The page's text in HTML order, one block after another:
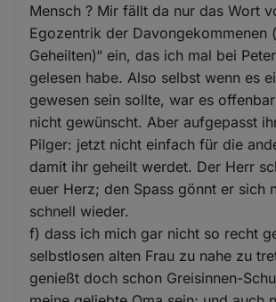
Mensch ? Mir fällt da nur das Wort
Egozentrik der Davongekommenen
Geheilten)“ ein, das ich mal bei
gelesen habe. Also selbst wenn es
gewesen sein sollte, war es
nicht gewünscht. Aber aufgepasst
Pilger: jetzt nicht einfach für die
damit ihr geheilt werdet. Der Herr
euer Herz; den Spass gönnt er sich
schnell wieder.
f) dass ich mich gar nicht so recht
selbstlosen alten Frau zu nahe zu
genießt doch schon Greisinnen-